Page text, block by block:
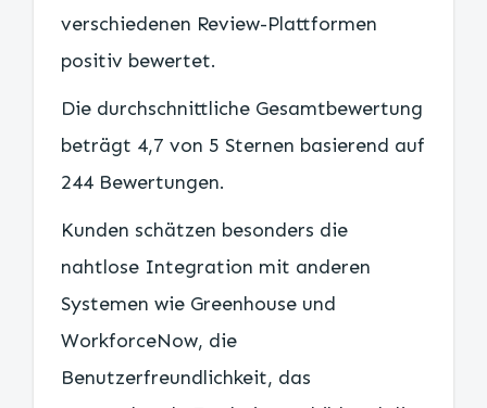
verschiedenen Review-Plattformen
positiv bewertet.
Die durchschnittliche Gesamtbewertung
beträgt 4,7 von 5 Sternen basierend auf
244 Bewertungen.
Kunden schätzen besonders die
nahtlose Integration mit anderen
Systemen wie Greenhouse und
WorkforceNow, die
Benutzerfreundlichkeit, das